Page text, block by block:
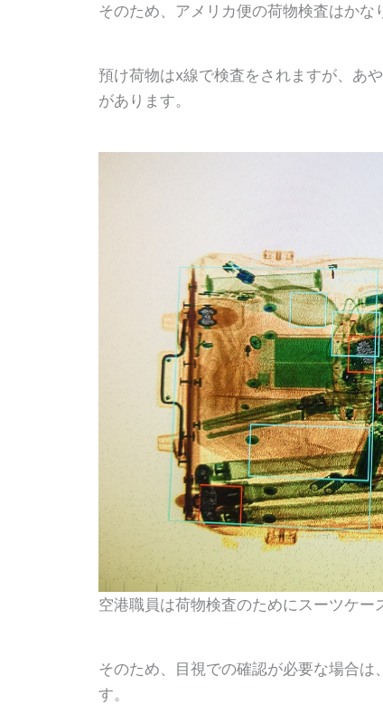
そのため、アメリカ便の荷物検査はかな
預け荷物はx線で検査をされますが、あ
があります。
空港職員は荷物検査のためにスーツケー
そのため、目視での確認が必要な場合
す。